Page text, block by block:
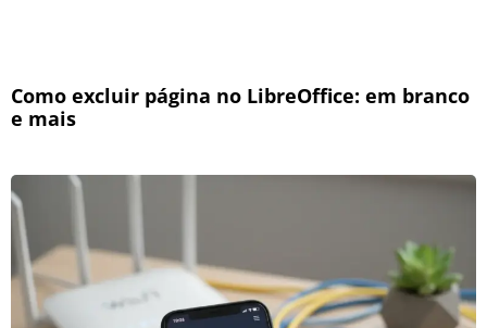
Como excluir página no LibreOffice: em branco
e mais